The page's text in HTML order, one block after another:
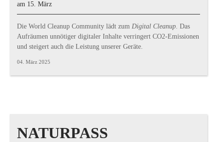
am 15. März
Die World Cleanup Community lädt zum Digital Cleanup. Das
Aufräumen unnötiger digitaler Inhalte verringert CO2-Emissionen
und steigert auch die Leistung unserer Geräte.
04. März 2025
NATURPASS